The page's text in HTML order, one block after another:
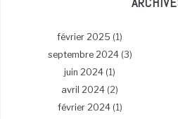
février 2025 (1)
septembre 2024(3)
juin 2024 (1)
avril 2024 (2)
février 2024(1)